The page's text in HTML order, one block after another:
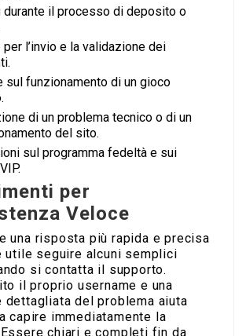
durante il processo di deposito o
l’invio e la validazione dei
sul funzionamento di un gioco
di un problema tecnico o di un
del sito.
sul programma fedeltà e sui
per
Veloce
una risposta più rapida e precisa
utile seguire alcuni semplici
si contatta il supporto.
il proprio username e una
dettagliata del problema aiuta
capire immediatamente la
chiari e completi fin da